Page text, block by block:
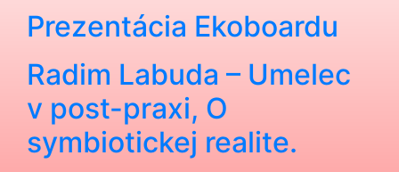
Prezentácia Ekoboardu
Radim Labuda – Umelec
v post-praxi, O
symbiotickej realite.